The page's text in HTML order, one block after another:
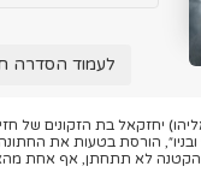
לעמוד הסדרה
יחזקאל בת הזקונים של
ובניו״, הורסת בטעות את
הקטנה לא תתחתן, אף אחת